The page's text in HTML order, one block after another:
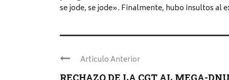
se jode, se jode». Finalmente, hubo insultos al
Articulo Anterior